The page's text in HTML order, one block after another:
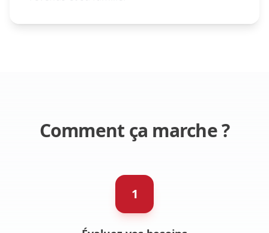
Comment ça marche ?
1